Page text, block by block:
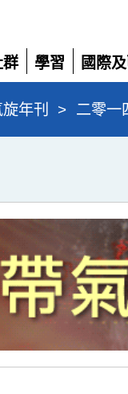
群
學習
展
開
國際
展
開
年刊 > 二零一